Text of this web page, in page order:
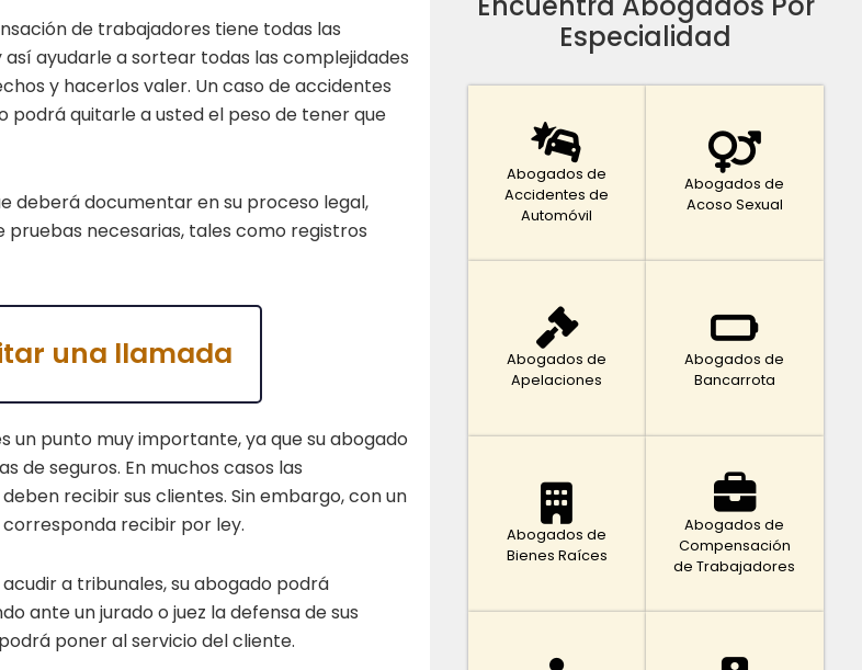
de trabajadores tiene todas las
ayudarle a sortear todas las complejidades
y hacerlos valer. Un caso de accidentes
podrá quitarle a usted el peso de tener que
deberá documentar en su proceso legal,
necesarias, tales como registros
una llamada
un punto muy importante, ya que su abogado
de seguros. En muchos casos las
recibir sus clientes. Sin embargo, con un
recibir por ley.
a tribunales, su abogado podrá
ante un jurado o juez la defensa de sus
poner al servicio del cliente.
Especialidad
Abogados de
Accidentes de
Automóvil
Abogados de
Acoso Sexual
Abogados de
Apelaciones
Abogados de
Bancarrota
Abogados de
Bienes Raíces
Abogados de
Compensación
de Trabajadores